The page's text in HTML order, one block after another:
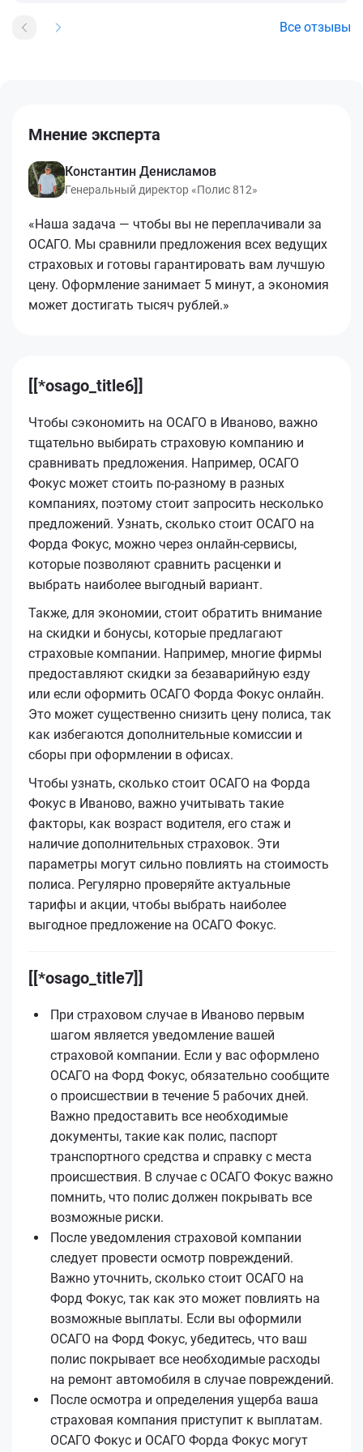
Все отзывы
Мнение эксперта
Константин Денисламов
Генеральный директор «Полис 812»
«Наша задача — чтобы вы не переплачивали за
ОСАГО. Мы сравнили предложения всех ведущих
страховых и готовы гарантировать вам лучшую
цену. Оформление занимает 5 минут, а экономия
может достигать тысяч рублей.»
[[*osago_title6]]
Чтобы сэкономить на ОСАГО в Иваново, важно
тщательно выбирать страховую компанию и
сравнивать предложения. Например, ОСАГО
Фокус может стоить по-разному в разных
компаниях, поэтому стоит запросить несколько
предложений. Узнать, сколько стоит ОСАГО на
Форда Фокус, можно через онлайн-сервисы,
которые позволяют сравнить расценки и
выбрать наиболее выгодный вариант.
Также, для экономии, стоит обратить внимание
на скидки и бонусы, которые предлагают
страховые компании. Например, многие фирмы
предоставляют скидки за безаварийную езду
или если оформить ОСАГО Форда Фокус онлайн.
Это может существенно снизить цену полиса, так
как избегаются дополнительные комиссии и
сборы при оформлении в офисах.
Чтобы узнать, сколько стоит ОСАГО на Форда
Фокус в Иваново, важно учитывать такие
факторы, как возраст водителя, его стаж и
наличие дополнительных страховок. Эти
параметры могут сильно повлиять на стоимость
полиса. Регулярно проверяйте актуальные
тарифы и акции, чтобы выбрать наиболее
выгодное предложение на ОСАГО Фокус.
[[*osago_title7]]
При страховом случае в Иваново первым
шагом является уведомление вашей
страховой компании. Если у вас оформлено
ОСАГО на Форд Фокус, обязательно сообщите
о происшествии в течение 5 рабочих дней.
Важно предоставить все необходимые
документы, такие как полис, паспорт
транспортного средства и справку с места
происшествия. В случае с ОСАГО Фокус важно
помнить, что полис должен покрывать все
возможные риски.
После уведомления страховой компании
следует провести осмотр повреждений.
Важно уточнить, сколько стоит ОСАГО на
Форд Фокус, так как это может повлиять на
возможные выплаты. Если вы оформили
ОСАГО на Форд Фокус, убедитесь, что ваш
полис покрывает все необходимые расходы
на ремонт автомобиля в случае повреждений.
После осмотра и определения ущерба ваша
страховая компания приступит к выплатам.
ОСАГО Фокус и ОСАГО Форда Фокус могут